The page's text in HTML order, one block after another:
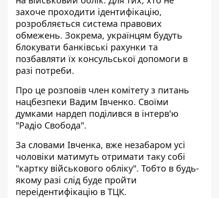
захоче проходити ідентифікацію,
розробляється система правових
обмежень. Зокрема, українцям будуть
блокувати банківські рахунки та
позбавляти їх консульської допомоги в
разі потреби.
Про це розповів член комітету з питань
нацбезпеки Вадим Івченко. Своїми
думками нардеп поділився в інтерв'ю
"Радіо Свобода".
За словами Івченка, вже незабаром усі
чоловіки матимуть отримати таку собі
"картку військового обліку". Тобто в будь-
якому разі слід буде пройти
переідентифікацію в ТЦК.